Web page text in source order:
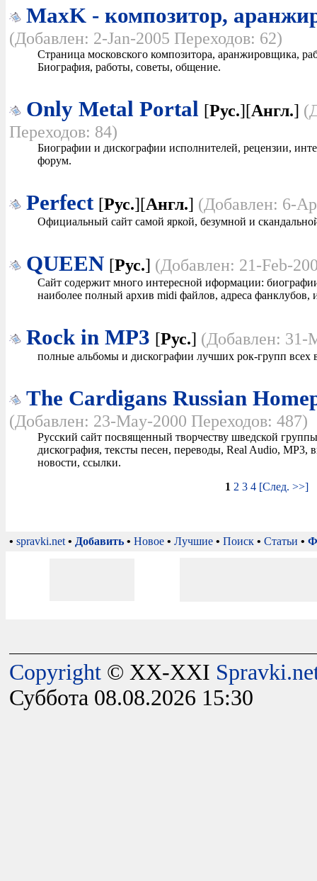
MaxK - композитор,
(Добавлен: 2-Jan-2005 Переходов: 62)
Страница московского композитора, аранжировщика,
Биография, работы, советы, общение.
Only Metal Portal [Рус.][Англ.]
Переходов: 84)
Биографии и дискографии исполнителей, рецензии,
форум.
Perfect [Рус.][Англ.] (Добавлен: 6-
Официальный сайт самой яркой, безумной и
QUEEN [Рус.] (Добавлен: 21-Feb-
Сайт содержит много интересной иформации:
наиболее полный архив midi файлов, адреса фанклубов,
Rock in MP3 [Рус.] (Добавлен: 31-
полные альбомы и дискографии лучших рок-групп всех
The Cardigans Russian
(Добавлен: 23-May-2000 Переходов: 487)
Русский сайт посвященный творчеству шведской
дискография, тексты песен, переводы, Real Audio, MP3,
новости, ссылки.
1 2 3 4 [След. >>]
• spravki.net • Добавить • Новое • Лучшие • Поиск • Статьи •
Copyright © XX-XXI
Суббота 08.08.2026 15:30